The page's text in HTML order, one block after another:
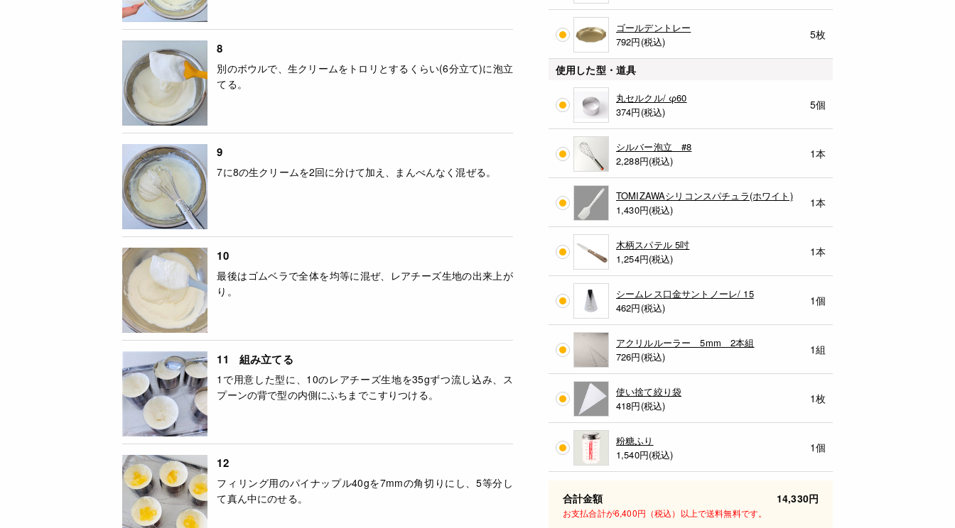
ゴールデントレー
792円(税込)
5枚
使用した型・道具
丸セルクル/ φ60
374円(税込)
5個
シルバー泡立 #8
2,288円(税込)
1本
TOMIZAWAシリコンスパチュラ(ホワイト)
1,430円(税込)
1本
木柄スパテル 5吋
1,254円(税込)
1本
シームレス口金サントノーレ/ 15
462円(税込)
1個
アクリルルーラー 5mm 2本組
726円(税込)
1組
使い捨て絞り袋
418円(税込)
1枚
粉糖ふり
1,540円(税込)
1個
合計金額 14,330円
お支払合計が6,400円（税込）以上で送料無料です。
8
別のボウルで、生クリームをトロリとするくらい(6分立て)に泡立
てる。
9
7に8の生クリームを2回に分けて加え、まんべんなく混ぜる。
10
最後はゴムベラで全体を均等に混ぜ、レアチーズ生地の出来上が
り。
11 組み立てる
1で用意した型に、10のレアチーズ生地を35gずつ流し込み、ス
プーンの背で型の内側にふちまでこすりつける。
12
フィリング用のパイナップル40gを7mmの角切りにし、5等分し
て真ん中にのせる。